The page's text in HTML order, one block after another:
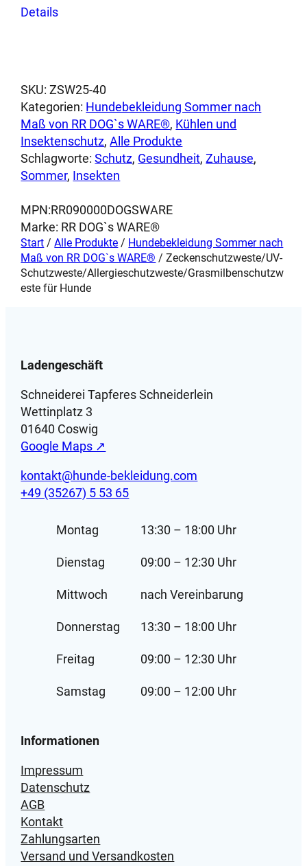
m
n
s
c
h
u
t
w
e
s
t
e
u
n
d
e
M
e
n
g
DetailsProdukt
auf.
Die
Optionen
können
auf
der
gewählt
werden
SKU: ZSW25-40
Kategorien: Hundebekleidung Sommer nach
Maß von RR DOG`s WARE®, Kühlen und
Insektenschutz, Alle Produkte
Schlagworte:Schutz, Gesundheit, Zuhause
Sommer, Insekten
MPN:RR090000DOGSWARE
Marke: RR DOG`s WARE®
Start /Alle Produkte / Hundebekleidung Sommer nach
Maß von RR DOG`s WARE® / Zeckenschutzweste/UV-
Schutzweste/Allergieschutzweste/Grasmilbenschutzw
este für Hunde
Ladengeschäft
Schneiderei Tapferes Schneiderlein
Wettinplatz 3
01640 Coswig
Google Maps ↗
kontakt@hunde-bekleidung.com
+49 (35267) 5 53 65
Montag 13:30 – 18:00 Uhr
Dienstag 09:00 – 12:30 Uhr
Mittwoch nach Vereinbarung
Donnerstag 13:30 – 18:00 Uhr
Freitag 09:00 – 12:30 Uhr
Samstag 09:00 – 12:00 Uhr
Informationen
Impressum
Datenschutz
AGB
Kontakt
Zahlungsarten
Versand und Versandkosten